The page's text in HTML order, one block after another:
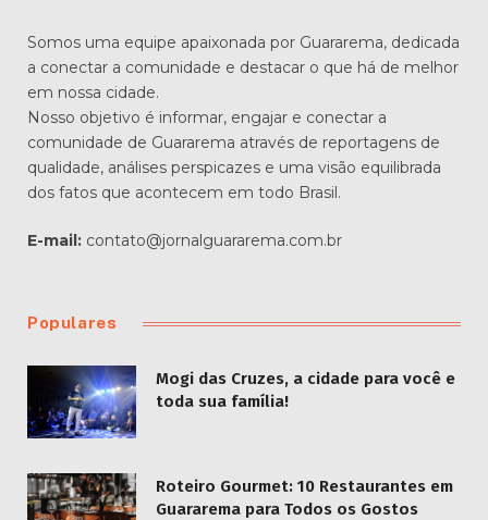
Somos uma equipe apaixonada por Guararema, dedicada
a conectar a comunidade e destacar o que há de melhor
em nossa cidade.
Nosso objetivo é informar, engajar e conectar a
comunidade de Guararema através de reportagens de
qualidade, análises perspicazes e uma visão equilibrada
dos fatos que acontecem em todo Brasil.
E-mail: contato@jornalguararema.com.br
Populares
Mogi das Cruzes, a cidade para você e
toda sua família!
Roteiro Gourmet: 10 Restaurantes em
Guararema para Todos os Gostos